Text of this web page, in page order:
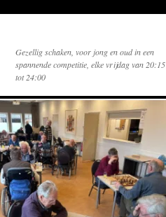
Gezellig schaken, voor jong en oud in een
spannende competitie, elke vrijdag van 20:15
tot 24:00